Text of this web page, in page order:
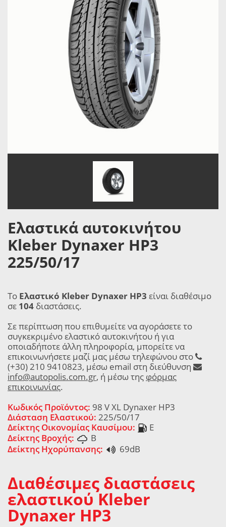
Ελαστικά αυτοκινήτου
Kleber Dynaxer HP3
225/50/17
Το Ελαστικό Kleber Dynaxer HP3 είναι διαθέσιμο
σε 104 διαστάσεις.
Σε περίπτωση που επιθυμείτε να αγοράσετε το
συγκεκριμένο ελαστικό αυτοκινήτου ή για
οποιαδήποτε άλλη πληροφορία, μπορείτε να
επικοινωνήσετε μαζί μας μέσω τηλεφώνου στο
(+30) 210 9410823, μέσω email στη διεύθυνση
info@autopolis.com.gr, ή μέσω της φόρμας
επικοινωνίας.
Κωδικός Προϊόντος: 98 V XL Dynaxer HP3
Διάσταση Ελαστικού: 225/50/17
Δείκτης Οικονομίας Καυσίμου:
E
Δείκτης Βροχής:
B
Δείκτης Ηχορύπανσης:
69dB
Διαθέσιμες διαστάσεις
ελαστικού Kleber
Dynaxer HP3